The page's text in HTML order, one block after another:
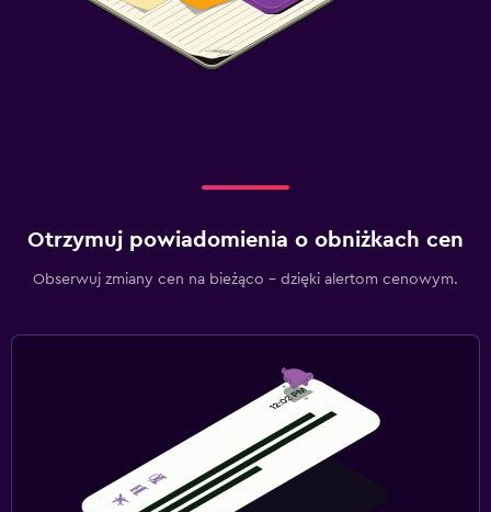
Otrzymuj powiadomienia o obniżkach cen
Obserwuj zmiany cen na bieżąco – dzięki alertom cenowym.